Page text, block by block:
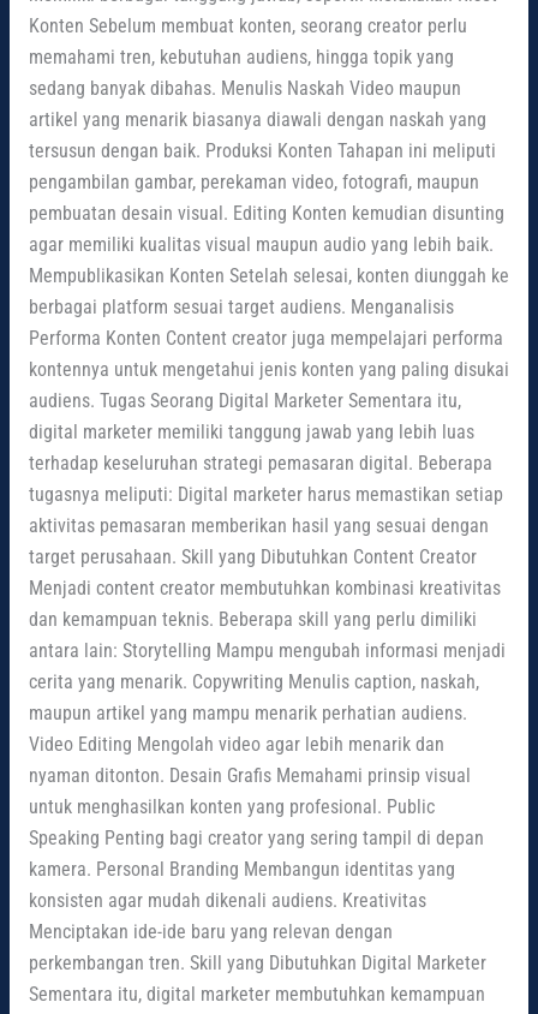
Konten Sebelum membuat konten, seorang creator perlu
memahami tren, kebutuhan audiens, hingga topik yang
sedang banyak dibahas. Menulis Naskah Video maupun
artikel yang menarik biasanya diawali dengan naskah yang
tersusun dengan baik. Produksi Konten Tahapan ini meliputi
pengambilan gambar, perekaman video, fotografi, maupun
pembuatan desain visual. Editing Konten kemudian disunting
agar memiliki kualitas visual maupun audio yang lebih baik.
Mempublikasikan Konten Setelah selesai, konten diunggah ke
berbagai platform sesuai target audiens. Menganalisis
Performa Konten Content creator juga mempelajari performa
kontennya untuk mengetahui jenis konten yang paling disukai
audiens. Tugas Seorang Digital Marketer Sementara itu,
digital marketer memiliki tanggung jawab yang lebih luas
terhadap keseluruhan strategi pemasaran digital. Beberapa
tugasnya meliputi: Digital marketer harus memastikan setiap
aktivitas pemasaran memberikan hasil yang sesuai dengan
target perusahaan. Skill yang Dibutuhkan Content Creator
Menjadi content creator membutuhkan kombinasi kreativitas
dan kemampuan teknis. Beberapa skill yang perlu dimiliki
antara lain: Storytelling Mampu mengubah informasi menjadi
cerita yang menarik. Copywriting Menulis caption, naskah,
maupun artikel yang mampu menarik perhatian audiens.
Video Editing Mengolah video agar lebih menarik dan
nyaman ditonton. Desain Grafis Memahami prinsip visual
untuk menghasilkan konten yang profesional. Public
Speaking Penting bagi creator yang sering tampil di depan
kamera. Personal Branding Membangun identitas yang
konsisten agar mudah dikenali audiens. Kreativitas
Menciptakan ide-ide baru yang relevan dengan
perkembangan tren. Skill yang Dibutuhkan Digital Marketer
Sementara itu, digital marketer membutuhkan kemampuan